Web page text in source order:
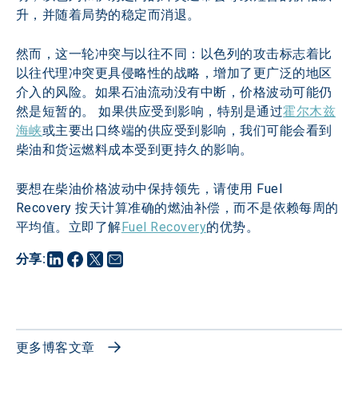
分享:
升，并随着局势的稳定而消退。
然而，这一轮冲突与以往不同：以色列的攻击标志着比
以往代理冲突更具侵略性的战略，增加了更广泛的地区
介入的风险。如果石油流动没有中断，价格波动可能仍
然是短暂的。 如果供应受到影响，特别是通过霍尔木兹
海峡或主要出口终端的供应受到影响，我们可能会看到
柴油和货运燃料成本受到更持久的影响。
要想在柴油价格波动中保持领先，请使用 Fuel
Recovery 按天计算准确的燃油补偿，而不是依赖每周的
平均值。立即了解 Fuel Recovery的优势。
更多博客文章